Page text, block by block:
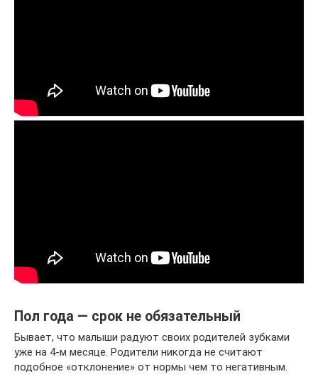
Пол года — срок не обязательный
Бывает, что малыши радуют своих родителей зубками
уже на 4-м месяце. Родители никогда не считают
подобное «отклонение» от нормы чем то негативным.